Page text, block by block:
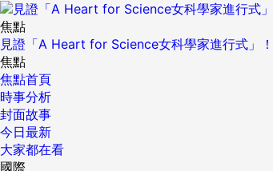
焦點
見證「A Heart for Science女科學家進行式」
焦點
焦點首頁
時事分析
封面故事
今日最新
大家都在看
國際